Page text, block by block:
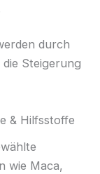
durch
Steigerung
& Hilfsstoffe
wie Maca,